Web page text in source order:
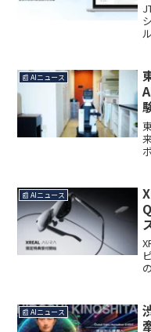
📰 AIニュース
📰 AIニュース
📰 AIニュース